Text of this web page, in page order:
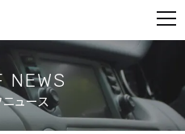
POLICY
NEWS
ニュース